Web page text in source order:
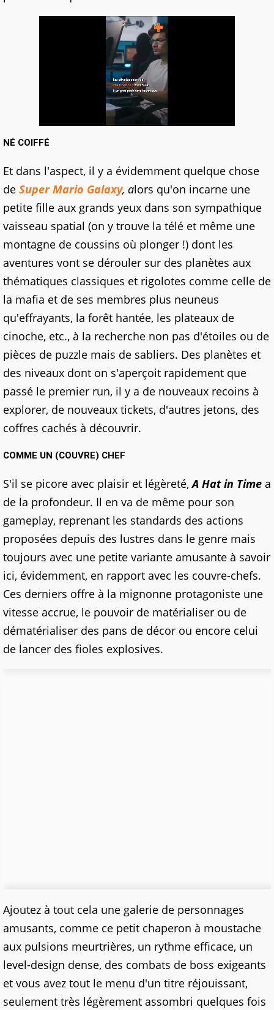
NÉ COIFFÉ
Et dans l'aspect, il y a évidemment quelque chose
de Super Mario Galaxy, alors qu'on incarne une
petite fille aux grands yeux dans son sympathique
vaisseau spatial (on y trouve la télé et même une
montagne de coussins où plonger !) dont les
aventures vont se dérouler sur des planètes aux
thématiques classiques et rigolotes comme celle de
la mafia et de ses membres plus neuneus
qu'effrayants, la forêt hantée, les plateaux de
cinoche, etc., à la recherche non pas d'étoiles ou de
pièces de puzzle mais de sabliers. Des planètes et
des niveaux dont on s'aperçoit rapidement que
passé le premier run, il y a de nouveaux recoins à
explorer, de nouveaux tickets, d'autres jetons, des
coffres cachés à découvrir.
COMME UN (COUVRE) CHEF
S'il se picore avec plaisir et légèreté,A Hat in Time a
de la profondeur. Il en va de même pour son
gameplay, reprenant les standards des actions
proposées depuis des lustres dans le genre mais
toujours avec une petite variante amusante à savoir
ici, évidemment, en rapport avec les couvre-chefs.
Ces derniers offre à la mignonne protagoniste une
vitesse accrue, le pouvoir de matérialiser ou de
dématérialiser des pans de décor ou encore celui
de lancer des fioles explosives.
Ajoutez à tout cela une galerie de personnages
amusants, comme ce petit chaperon à moustache
aux pulsions meurtrières, un rythme efficace, un
level-design dense, des combats de boss exigeants
et vous avez tout le menu d'un titre réjouissant,
seulement très légèrement assombri quelques fois